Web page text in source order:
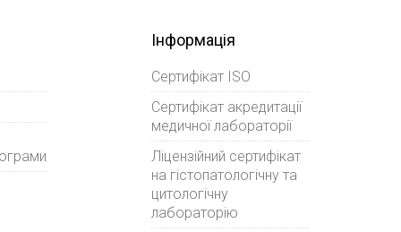
Інформація
Сертифікат ISO
Сертифікат акредитації
медичної лабораторії
Ліцензійний сертифікат
на гістопатологічну та
цитологічну
лабораторію